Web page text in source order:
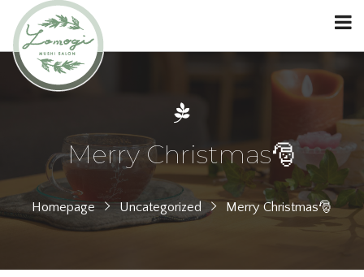
Merry Christmas🎅
Homepage Uncategorized Merry Christmas🎅